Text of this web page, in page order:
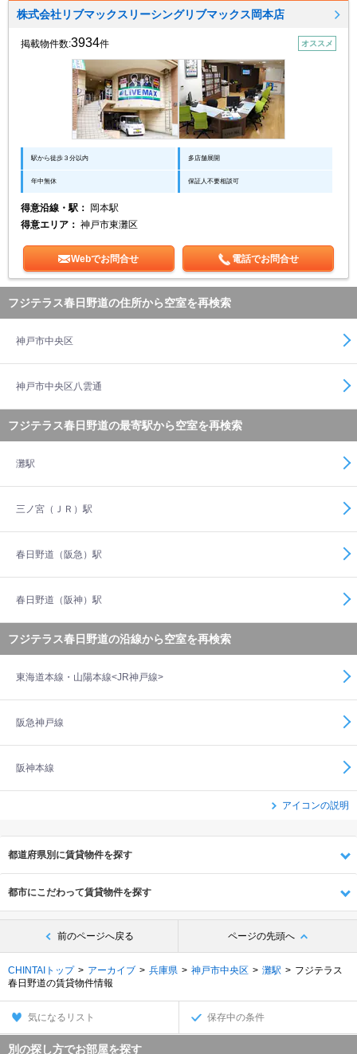
株式会社リブマックスリーシングリブマックス岡本店
掲載物件数:3934件 オススメ
駅から徒歩３分以内 多店舗展開
年中無休 保証人不要相談可
得意沿線・駅：
岡本駅
得意エリア： 神戸市東灘区
Webでお問合せ 電話でお問合せ
フジテラス春日野道の住所から空室を再検索
神戸市中央区
神戸市中央区八雲通
フジテラス春日野道の最寄駅から空室を再検索
灘駅
三ノ宮（ＪＲ）駅
春日野道（阪急）駅
春日野道（阪神）駅
フジテラス春日野道の沿線から空室を再検索
東海道本線・山陽本線<JR神戸線>
阪急神戸線
阪神本線
アイコンの説明
都道府県別に賃貸物件を探す
都市にこだわって賃貸物件を探す
前のページへ戻る ページの先頭へ
CHINTAIトップ アーカイブ 兵庫県 神戸市中央区 灘駅
フジテラス
春日野道の賃貸物件情報
気になるリスト 保存中の条件
別の探し方でお部屋を探す